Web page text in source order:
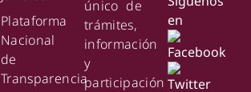
Plataforma
Nacional
de
Transparencia
único de
trámites,
información
y
participación
en